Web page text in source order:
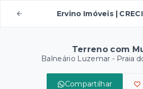
Ervino Imóveis |
Terreno com
Balneário Luzemar - Praia
Compartilhar